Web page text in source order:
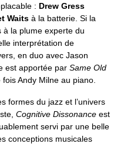
: Drew Gress
Waits à la batterie. Si la
à la plume experte du
interprétation de
en duo avec Jason
est apportée par Same Old
Andy Milne au piano.
formes du jazz et l’univers
Cognitive Dissonance est
servi par une belle
conceptions musicales